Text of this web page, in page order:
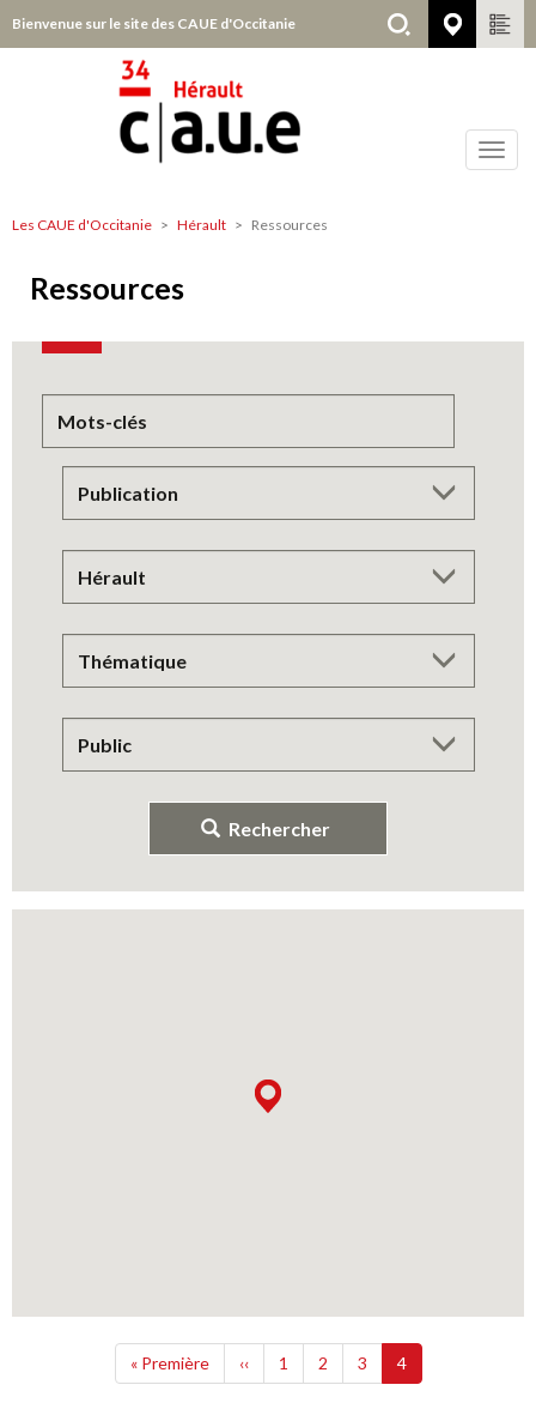
au
Bienvenue sur le site des CAUE d'Occitanie Hérault
Hérault
Les CAUE d'Occitanie Hérault Ressources
Ressources
Rechercher
Première
page
« Première
Page
précédente
‹‹ Page
1 Page
2 Page
3
Page
courante
4